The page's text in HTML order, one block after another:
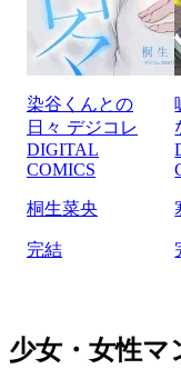
染谷くんとの
日々 デジコレ
DIGITAL
COMICS
桐生菜央
完結
少女・女性